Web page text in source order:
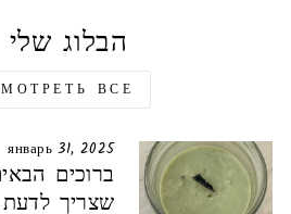
הבלוג
ВСЕ
январь 31, 2025
ברוכים
שצריך